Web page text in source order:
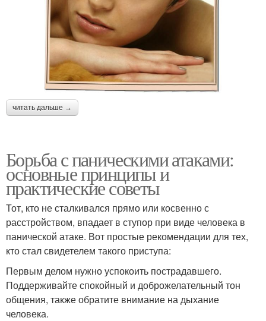
читать дальше →
Борьба с паническими атаками:
основные принципы и
практические советы
Тот, кто не сталкивался прямо или косвенно с
расстройством, впадает в ступор при виде человека в
панической атаке. Вот простые рекомендации для тех,
кто стал свидетелем такого приступа:
Первым делом нужно успокоить пострадавшего.
Поддерживайте спокойный и доброжелательный тон
общения, также обратите внимание на дыхание
человека.